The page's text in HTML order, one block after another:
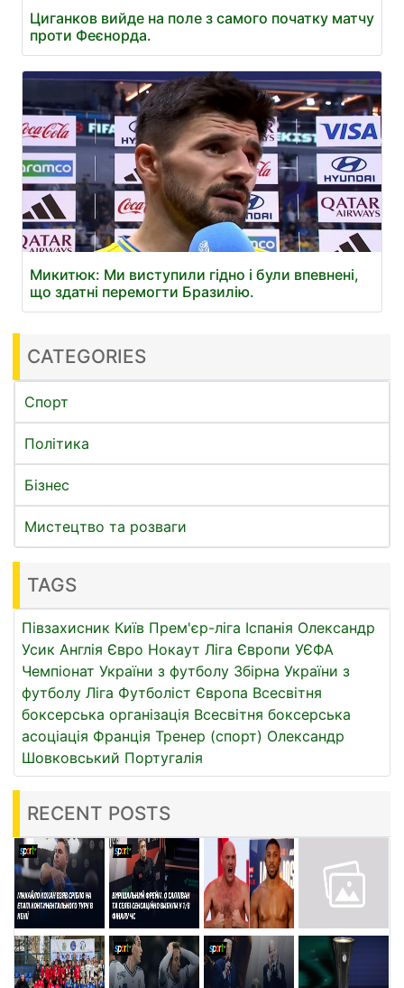
Циганков вийде на поле з самого початку матчу
проти Феєнорда.
Микитюк: Ми виступили гідно і були впевнені,
що здатні перемогти Бразилію.
CATEGORIES
Спорт
Політика
Бізнес
Мистецтво та розваги
TAGS
Півзахисник Київ Прем'єр-ліга Іспанія Олександр
Усик Англія Євро Нокаут Ліга Європи УЄФА
Чемпіонат України з футболу Збірна України з
футболу Ліга Футболіст Європа Всесвітня
боксерська організація Всесвітня боксерська
асоціація Франція Тренер (спорт) Олександр
Шовковський Португалія
RECENT POSTS